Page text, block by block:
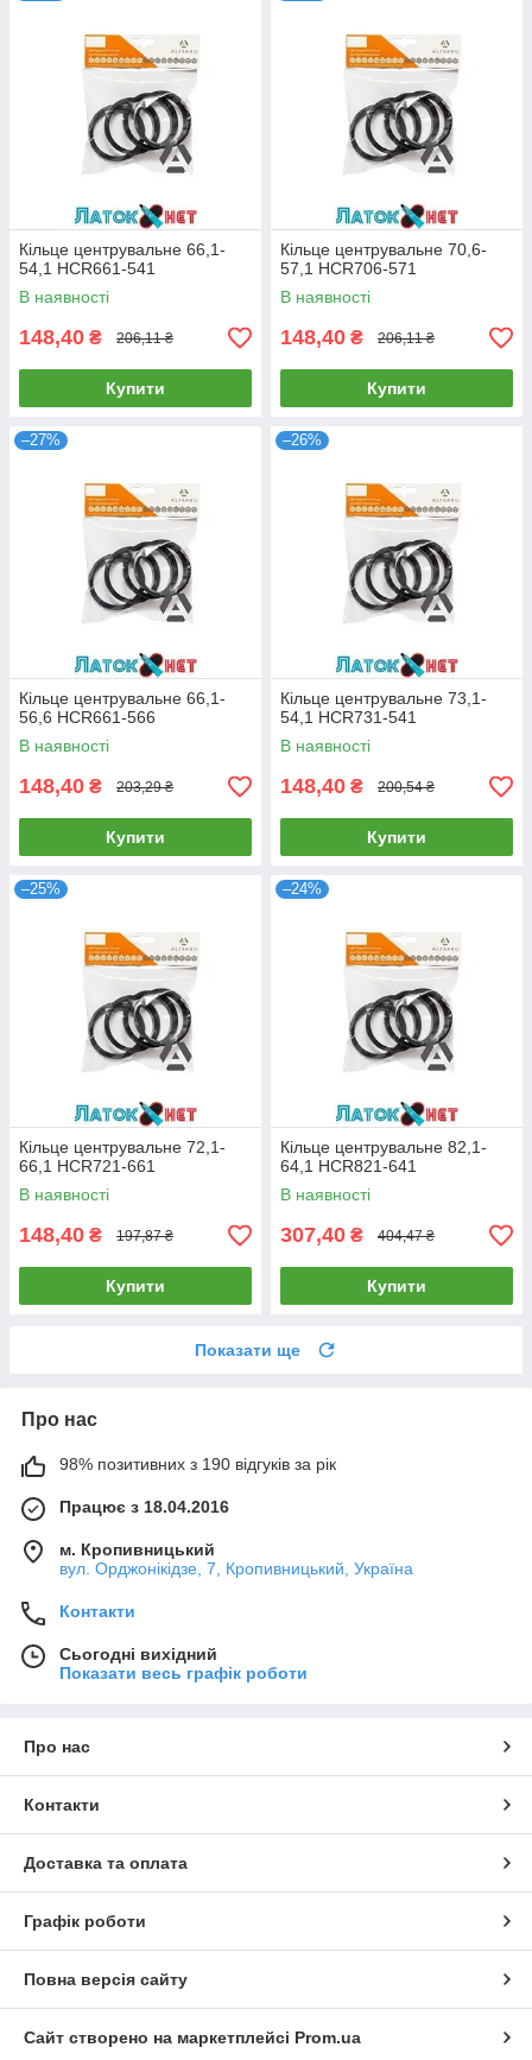
Кільце центрувальне 66,1-
54,1 HCR661-541
В наявності
148,40 ₴ 206,11 ₴
Купити
Кільце центрувальне 70,6-
57,1 HCR706-571
В наявності
148,40 ₴ 206,11 ₴
Купити
–27%
Кільце центрувальне 66,1-
56,6 HCR661-566
В наявності
148,40 ₴ 203,29 ₴
Купити
–26%
Кільце центрувальне 73,1-
54,1 HCR731-541
В наявності
148,40 ₴ 200,54 ₴
Купити
–25%
Кільце центрувальне 72,1-
66,1 HCR721-661
В наявності
148,40 ₴ 197,87 ₴
Купити
–24%
Кільце центрувальне 82,1-
64,1 HCR821-641
В наявності
307,40 ₴ 404,47 ₴
Купити
Показати ще
Про нас
98% позитивних з 190 відгуків за рік
Працює з 18.04.2016
м. Кропивницький
вул. Орджонікідзе, 7, Кропивницький, Україна
Контакти
Сьогодні вихідний
Показати весь графік роботи
Про нас
Контакти
Доставка та оплата
Графік роботи
Повна версія сайту
Сайт створено на маркетплейсі Prom.ua